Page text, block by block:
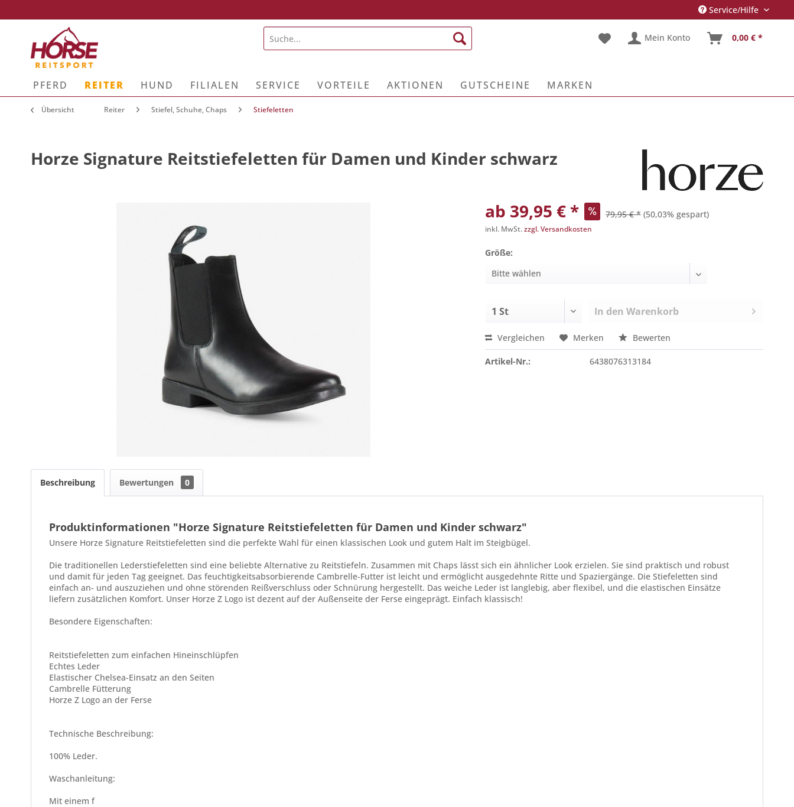
Service/Hilfe
Mein Konto 0,00 € *
PFERD REITER HUND FILIALEN SERVICE VORTEILE AKTIONEN GUTSCHEINE MARKEN
Übersicht Reiter Stiefel, Schuhe, Chaps Stiefeletten
Horze Signature Reitstiefeletten für Damen und Kinder schwarz
ab 39,95 € * 79,95 € * (50,03% gespart)
inkl. MwSt.zzgl. Versandkosten
Größe:
In den Warenkorb
Vergleichen Merken Bewerten
Artikel-Nr.: 6438076313184
Beschreibung Bewertungen 0
Produktinformationen "Horze Signature Reitstiefeletten für Damen und Kinder schwarz"
Unsere Horze Signature Reitstiefeletten sind die perfekte Wahl für einen klassischen Look und gutem Halt im Steigbügel.
Die traditionellen Lederstiefeletten sind eine beliebte Alternative zu Reitstiefeln. Zusammen mit Chaps lässt sich ein ähnlicher Look erzielen. Sie sind praktisch und robust
und damit für jeden Tag geeignet. Das feuchtigkeitsabsorbierende Cambrelle-Futter ist leicht und ermöglicht ausgedehnte Ritte und Spaziergänge. Die Stiefeletten sind
einfach an- und auszuziehen und ohne störenden Reißverschluss oder Schnürung hergestellt. Das weiche Leder ist langlebig, aber flexibel, und die elastischen Einsätze
liefern zusätzlichen Komfort. Unser Horze Z Logo ist dezent auf der Außenseite der Ferse eingeprägt. Einfach klassisch!
Besondere Eigenschaften:
Reitstiefeletten zum einfachen Hineinschlüpfen
Echtes Leder
Elastischer Chelsea-Einsatz an den Seiten
Cambrelle Fütterung
Horze Z Logo an der Ferse
Technische Beschreibung:
100% Leder.
Waschanleitung:
Mit einem f